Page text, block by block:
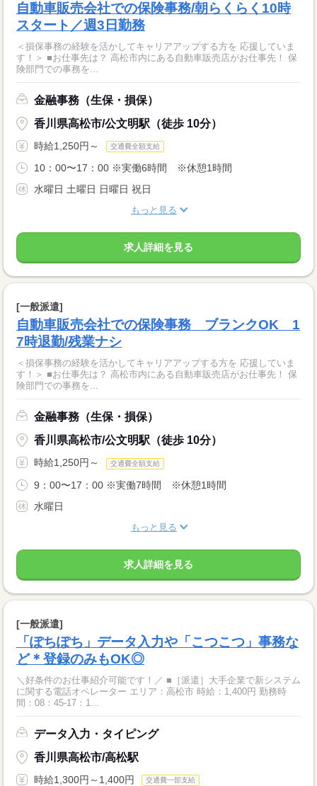
自動車販売会社での保険事務/朝らくらく10時
スタート／週3日勤務
＜損保事務の経験を活かしてキャリアアップする方を 応援していま
す！＞ ■お仕事先は？ 高松市内にある自動車販売店がお仕事先！ 保
険部門での事務を...
金融事務（生保・損保）
香川県高松市/公文明駅（徒歩 10分）
時給1,250円～ 交通費全額支給
10：00〜17：00 ※実働6時間 ※休憩1時間
水曜日 土曜日 日曜日 祝日
もっと見る
求人詳細を見る
[一般派遣]
自動車販売会社での保険事務 ブランクOK 1
7時退勤/残業ナシ
＜損保事務の経験を活かしてキャリアアップする方を 応援していま
す！＞ ■お仕事先は？ 高松市内にある自動車販売店がお仕事先！ 保
険部門での事務を...
金融事務（生保・損保）
香川県高松市/公文明駅（徒歩 10分）
時給1,250円～ 交通費全額支給
9：00〜17：00 ※実働7時間 ※休憩1時間
水曜日
もっと見る
求人詳細を見る
[一般派遣]
「ぽちぽち」データ入力や「こつこつ」事務な
ど＊登録のみもOK◎
＼好条件のお仕事紹介可能です！／ ■［派遣］大手企業で新システム
に関する電話オペレーター エリア：高松市 時給：1,400円 勤務時
間：08：45-17：1...
データ入力・タイピング
香川県高松市/高松駅
時給1,300円～1,400円 交通費一部支給